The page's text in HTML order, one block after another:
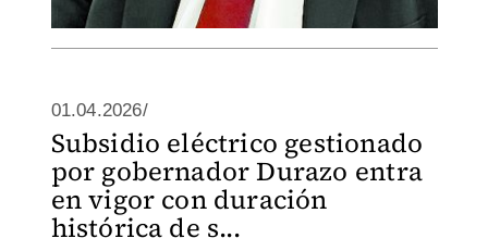
01.04.2026/
Subsidio eléctrico gestionado
por gobernador Durazo entra
en vigor con duración
histórica de s...